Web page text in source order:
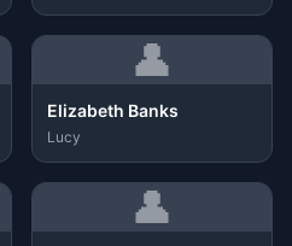
👤
Elizabeth Banks
Lucy
👤